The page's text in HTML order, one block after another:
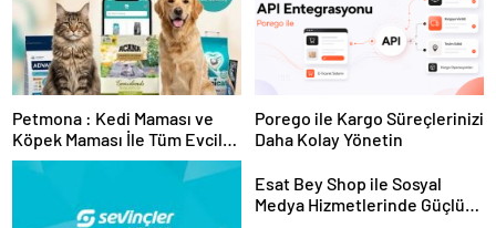
Petmona : Kedi Maması ve
Köpek Maması İle Tüm Evcil
Hayvan Ürünleri
Porego ile Kargo Süreçlerinizi
Daha Kolay Yönetin
Esat Bey Shop ile Sosyal
Medya Hizmetlerinde Güçlü